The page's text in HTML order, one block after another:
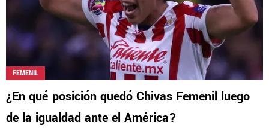
FEMENIL
¿En qué posición quedó Chivas Femenil luego
de la igualdad ante el América?